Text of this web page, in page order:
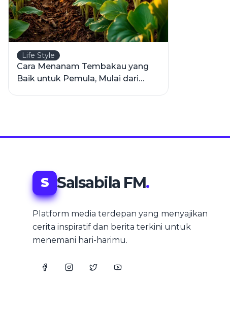
Life Style
Cara Menanam Tembakau yang
Baik untuk Pemula, Mulai dari
S Salsabila FM.
Platform media terdepan yang menyajikan
cerita inspiratif dan berita terkini untuk
menemani hari-harimu.